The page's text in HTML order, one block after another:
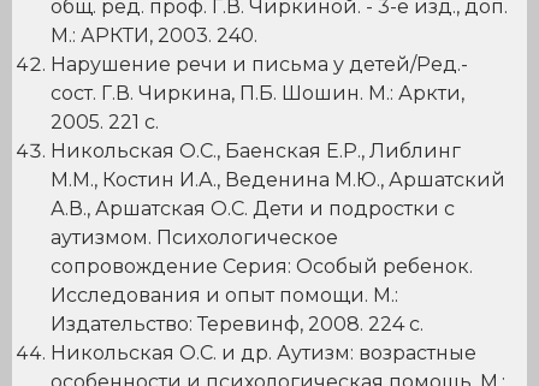
общ. ред. проф. Г.В. Чиркиной. - 3-е изд., доп.
М.: АРКТИ, 2003. 240.
Нарушение речи и письма у детей/Ред.-
сост. Г.В. Чиркина, П.Б. Шошин. М.: Аркти,
2005. 221 с.
Никольская О.С., Баенская Е.Р., Либлинг
М.М., Костин И.А., Веденина М.Ю., Аршатский
А.В., Аршатская О.С. Дети и подростки с
аутизмом. Психологическое
сопровождение Серия: Особый ребенок.
Исследования и опыт помощи. М.:
Издательство: Теревинф, 2008. 224 с.
Никольская О.С. и др. Аутизм: возрастные